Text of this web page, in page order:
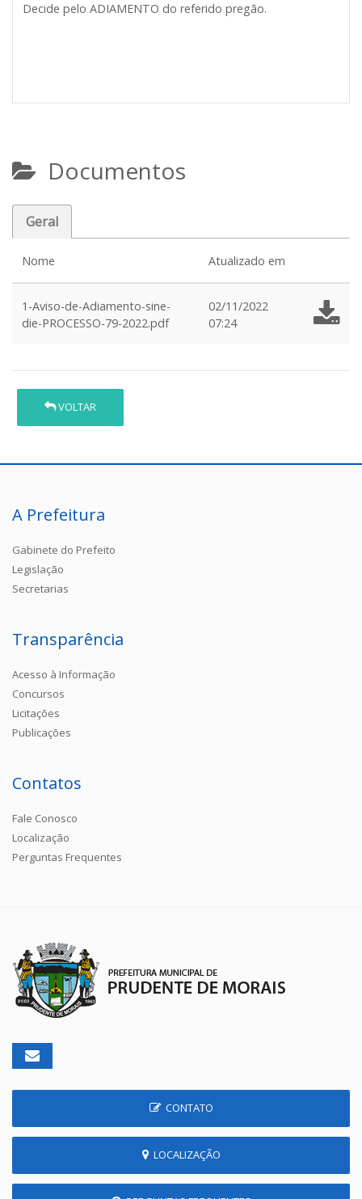
Decide pelo ADIAMENTO do referido pregão.
Documentos
Geral
Nome Atualizado em
1-Aviso-de-Adiamento-sine-
die-PROCESSO-79-2022.pdf
02/11/2022
07:24
VOLTAR
A Prefeitura
Gabinete do Prefeito
Legislação
Secretarias
Transparência
Acesso à Informação
Concursos
Licitações
Publicações
Contatos
Fale Conosco
Localização
Perguntas Frequentes
CONTATO
LOCALIZAÇÃO